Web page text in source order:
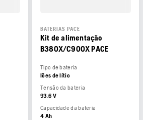
BATERIAS PACE
Kit de alimentação
B380X/C900X PACE
Tipo de bateria
Iões de lítio
Tensão da bateria
93,6 V
Capacidade da bateria
4 Ah